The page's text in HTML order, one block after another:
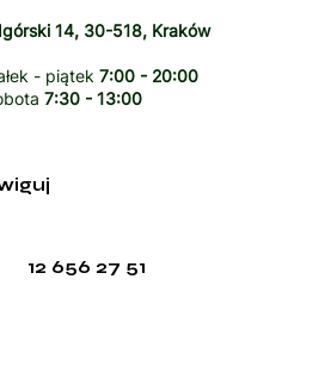
14, 30-518, Kraków
- piątek 7:00 - 20:00
7:30 - 13:00
12 656 27 51